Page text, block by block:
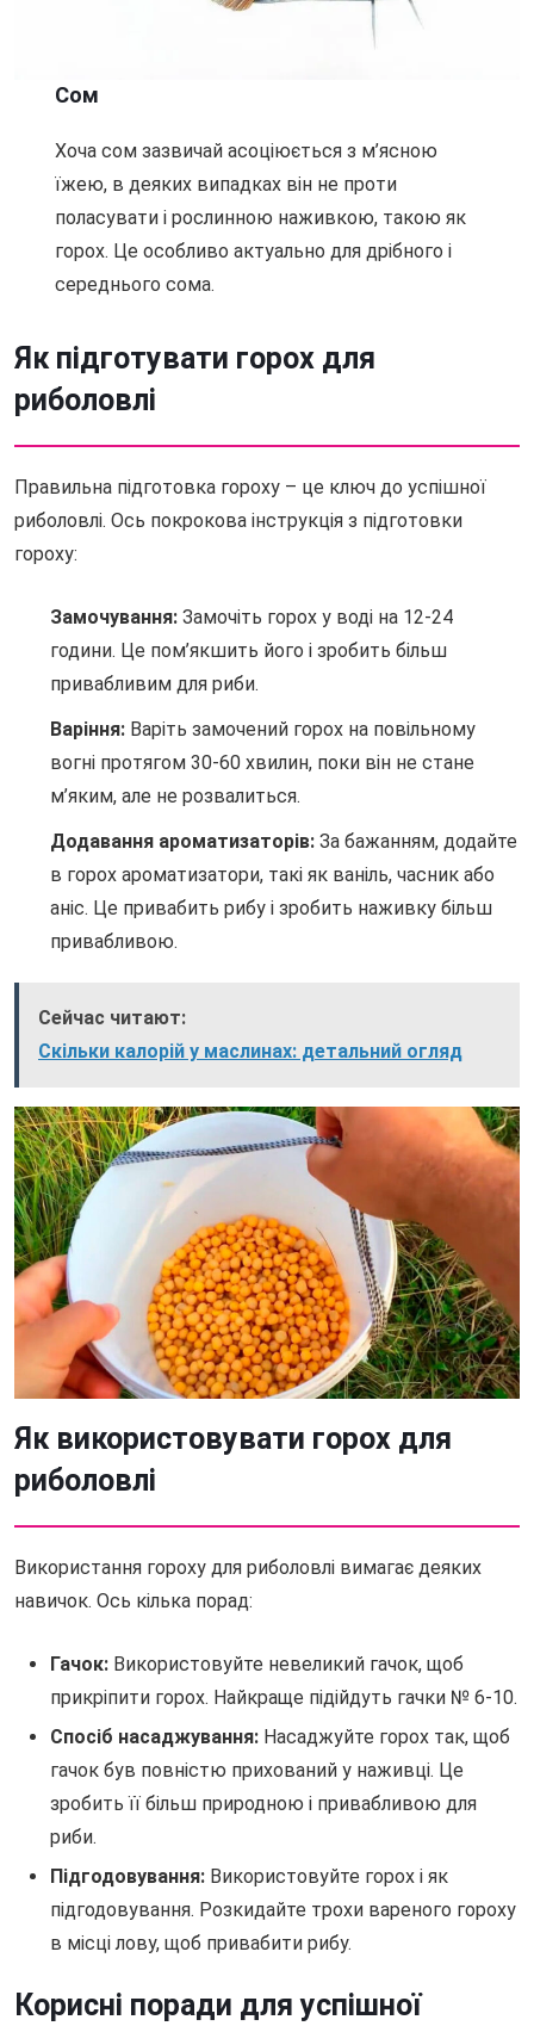
Сом
Хоча сом зазвичай асоціюється з м’ясною
їжею, в деяких випадках він не проти
поласувати і рослинною наживкою, такою як
горох. Це особливо актуально для дрібного і
середнього сома.
Як підготувати горох для
риболовлі
Правильна підготовка гороху – це ключ до успішної
риболовлі. Ось покрокова інструкція з підготовки
гороху:
Замочування: Замочіть горох у воді на 12-24
години. Це пом’якшить його і зробить більш
привабливим для риби.
Варіння: Варіть замочений горох на повільному
вогні протягом 30-60 хвилин, поки він не стане
м’яким, але не розвалиться.
Додавання ароматизаторів: За бажанням, додайте
в горох ароматизатори, такі як ваніль, часник або
аніс. Це привабить рибу і зробить наживку більш
привабливою.
Сейчас читают:
Скільки калорій у маслинах: детальний огляд
Як використовувати горох для
риболовлі
Використання гороху для риболовлі вимагає деяких
навичок. Ось кілька порад:
Гачок: Використовуйте невеликий гачок, щоб
прикріпити горох. Найкраще підійдуть гачки № 6-10.
Спосіб насаджування: Насаджуйте горох так, щоб
гачок був повністю прихований у наживці. Це
зробить її більш природною і привабливою для
риби.
Підгодовування: Використовуйте горох і як
підгодовування. Розкидайте трохи вареного гороху
в місці лову, щоб привабити рибу.
Корисні поради для успішної